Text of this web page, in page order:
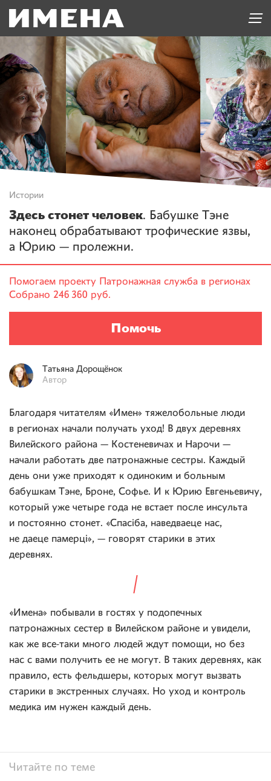
Истории
Здесь стонет человек. Бабушке Тэне
наконец обрабатывают трофические язвы,
а Юрию — пролежни.
Помогаем проекту Патронажная служба в регионах
Собрано 246 360 руб.
Помочь
Татьяна Дорощёнок
Автор
Благодаря читателям «Имен» тяжелобольные люди
в регионах начали получать уход! В двух деревнях
Вилейского района — Костеневичах и Нарочи —
начали работать две патронажные сестры. Каждый
день они уже приходят к одиноким и больным
бабушкам Тэне, Броне, Софье. И к Юрию Евгеньевичу,
который уже четыре года не встает после инсульта
и постоянно стонет. «Спасіба, наведваеце нас,
не даеце памерці», — говорят старики в этих
деревнях.
«Имена» побывали в гостях у подопечных
патронажных сестер в Вилейском районе и увидели,
как же все-таки много людей ждут помощи, но без
нас с вами получить ее не могут. В таких деревнях, как
правило, есть фельдшеры, которых могут вызвать
старики в экстренных случаях. Но уход и контроль
медика им нужен каждый день.